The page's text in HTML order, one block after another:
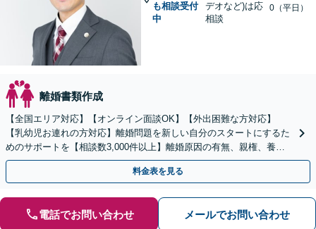
も相談受付
中
デオなど)は応
相談
0（平日）
離婚書類作成
【全国エリア対応】【オンライン面談OK】【外出困難な方対応】
【乳幼児お連れの方対応】離婚問題を新しい自分のスタートにするた
めのサポートを【相談数3,000件以上】離婚原因の有無、親権、養育
費、財産分与、慰謝料請求【夜間・休日相談可】
料金表を見る
電話でお問い合わせ メールでお問い合わせ